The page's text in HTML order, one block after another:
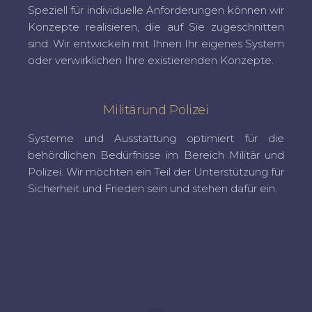
Speziell für individuelle Anforderungen können wir
Konzepte realisieren, die auf Sie zugeschnitten
sind. Wir entwickeln mit Ihnen Ihr eigenes System
oder verwirklichen Ihre existierenden Konzepte.
Militärund Polizei
Systeme und Ausstattung optimiert für die
behördlichen Bedürfnisse im Bereich Militär und
Polizei. Wir möchten ein Teil der Unterstützung für
Sicherheit und Frieden sein und stehen dafür ein.